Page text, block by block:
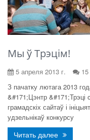
Мы ў Трэцім!
5 апреля 2013 г.
З пачатку лютага 2013
&#171;Цэнтр &#171;Трэці
грамадскіх сайтаў і
удзельнікаў конкурсу
Читать далее